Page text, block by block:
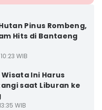
Pinus Rombeng,
Hits di Bantaeng
WIB
Ini Harus
saat Liburan ke
WIB